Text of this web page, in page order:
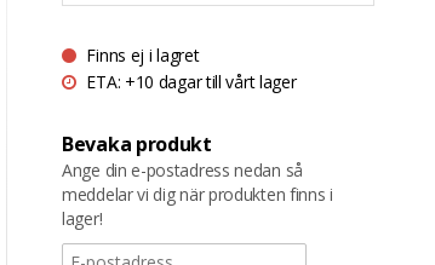
Finns ej i lagret
ETA: +10 dagar till vårt lager
Bevaka produkt
Ange din e-postadress nedan så
meddelar vi dig när produkten finns i
lager!